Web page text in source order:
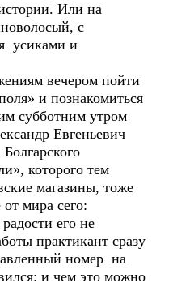
Или на
с
усиками и
вечером пойти
и познакомиться
субботним утром
Евгеньевич
которого тем
магазины, тоже
мира сего:
его не
практикант сразу
номер на
и чем это можно